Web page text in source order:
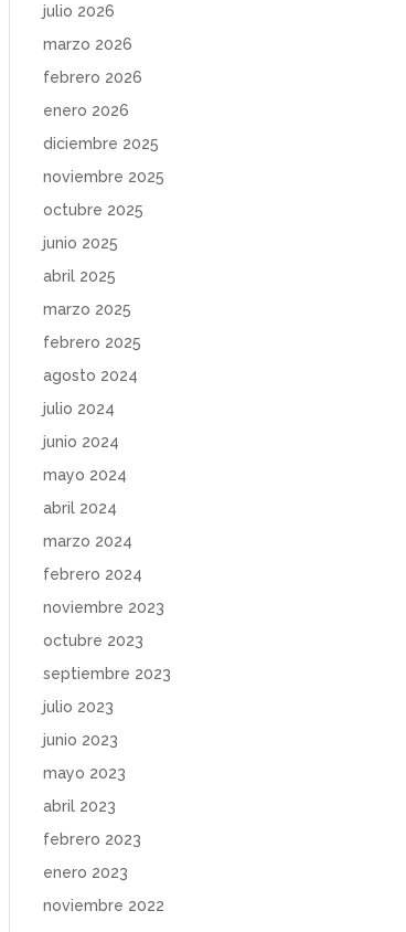
julio 2026
marzo 2026
febrero 2026
enero 2026
diciembre 2025
noviembre 2025
octubre 2025
junio 2025
abril 2025
marzo 2025
febrero 2025
agosto 2024
julio 2024
junio 2024
mayo 2024
abril 2024
marzo 2024
febrero 2024
noviembre 2023
octubre 2023
septiembre 2023
julio 2023
junio 2023
mayo 2023
abril 2023
febrero 2023
enero 2023
noviembre 2022